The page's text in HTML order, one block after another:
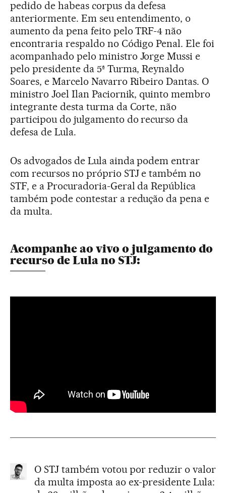
pedido de habeas corpus da defesa
anteriormente. Em seu entendimento, o
aumento da pena feito pelo TRF-4 não
encontraria respaldo no Código Penal. Ele foi
acompanhado pelo ministro Jorge Mussi e
pelo presidente da 5ª Turma, Reynaldo
Soares, e Marcelo Navarro Ribeiro Dantas. O
ministro Joel Ilan Paciornik, quinto membro
integrante desta turma da Corte, não
participou do julgamento do recurso da
defesa de Lula.
Os advogados de Lula ainda podem entrar
com recursos no próprio STJ e também no
STF, e a Procuradoria-Geral da República
também pode contestar a redução da pena e
da multa.
Acompanhe ao vivo o julgamento do
recurso de Lula no STJ:
O STJ também votou por reduzir o valor
da multa imposta ao ex-presidente Lula: